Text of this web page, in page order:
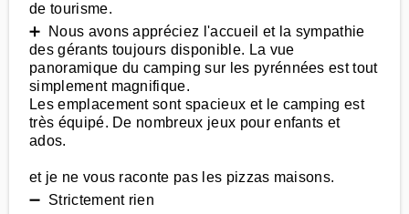
de tourisme.
➕ Nous avons appréciez l'accueil et la sympathie
des gérants toujours disponible. La vue
panoramique du camping sur les pyrénnées est tout
simplement magnifique.
Les emplacement sont spacieux et le camping est
très équipé. De nombreux jeux pour enfants et
ados.
et je ne vous raconte pas les pizzas maisons.
➖ Strictement rien